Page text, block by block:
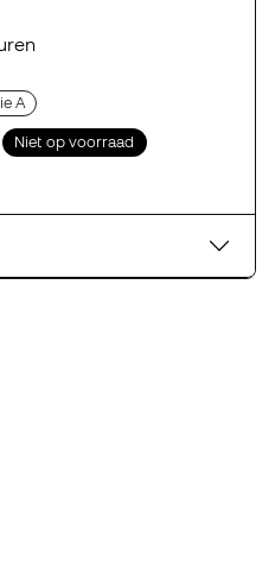
A
Niet op voorraad